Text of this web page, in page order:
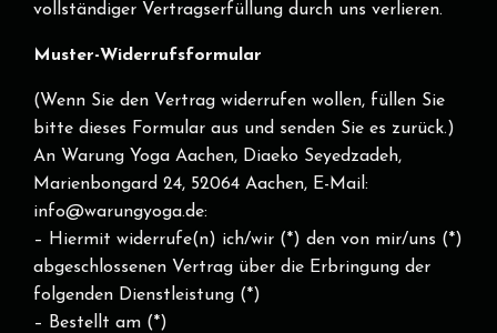
vollständiger Vertragserfüllung durch uns verlieren.
Muster-Widerrufsformular
(Wenn Sie den Vertrag widerrufen wollen, füllen Sie
bitte dieses Formular aus und senden Sie es zurück.)
An Warung Yoga Aachen, Diaeko Seyedzadeh,
Marienbongard 24, 52064 Aachen, E-Mail:
info@warungyoga.de:
– Hiermit widerrufe(n) ich/wir (*) den von mir/uns (*)
abgeschlossenen Vertrag über die Erbringung der
folgenden Dienstleistung (*)
– Bestellt am (*)